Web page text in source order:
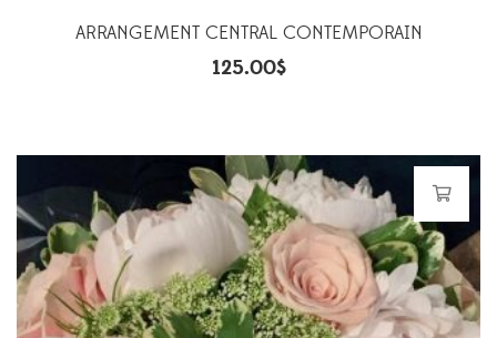
ARRANGEMENT CENTRAL CONTEMPORAIN
125.00$